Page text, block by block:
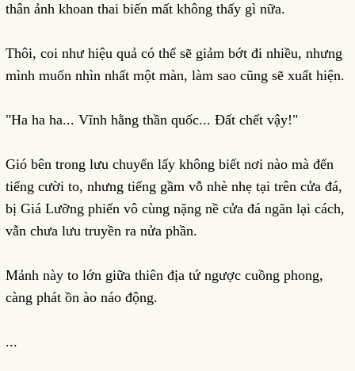
thân ảnh khoan thai biến mất không thấy gì nữa.
Thôi, coi như hiệu quả có thể sẽ giảm bớt đi nhiều, nhưng
mình muốn nhìn nhất một màn, làm sao cũng sẽ xuất hiện.
"Ha ha ha... Vĩnh hằng thần quốc... Đất chết vậy!"
Gió bên trong lưu chuyển lấy không biết nơi nào mà đến
tiếng cười to, nhưng tiếng gầm vỗ nhè nhẹ tại trên cửa đá,
bị Giá Lưỡng phiến vô cùng nặng nề cửa đá ngăn lại cách,
vẫn chưa lưu truyền ra nửa phần.
Mảnh này to lớn giữa thiên địa tứ ngược cuồng phong,
càng phát ồn ào náo động.
...